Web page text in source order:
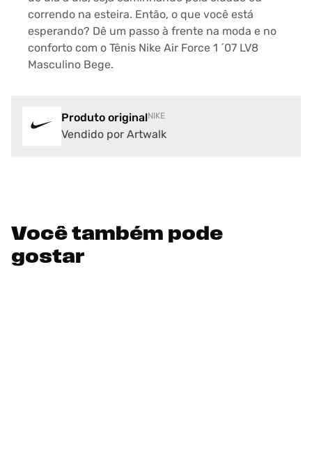
correndo na esteira. Então, o que você está
esperando? Dê um passo à frente na moda e no
conforto com o Tênis Nike Air Force 1 ´07 LV8
Masculino Bege.
Produto originalNIKE
Vendido por Artwalk
Você também pode
gostar